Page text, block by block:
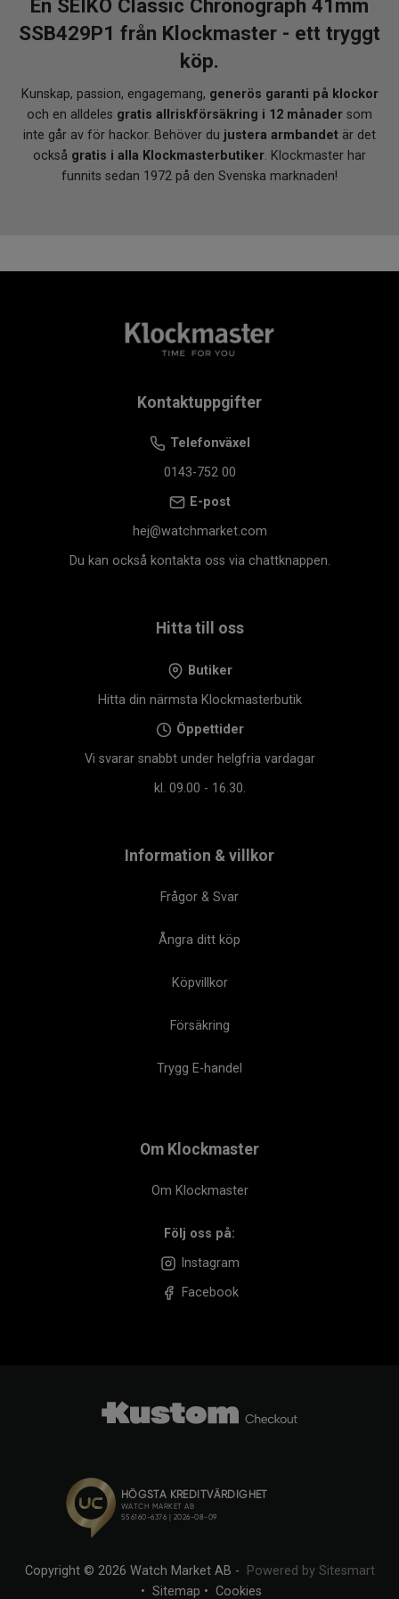
En SEIKO Classic Chronograph 41mm
SSB429P1 från Klockmaster - ett tryggt
köp.
Kunskap, passion, engagemang, generös garanti på klockor
och en alldeles gratis allriskförsäkring i 12 månader som
inte går av för hackor. Behöver du justera armbandet är det
också gratis i alla Klockmasterbutiker. Klockmaster har
funnits sedan 1972 på den Svenska marknaden!
Kontaktuppgifter
Telefonväxel
0143-752 00
E-post
hej@watchmarket.com
Du kan också kontakta oss via chattknappen.
Hitta till oss
Butiker
Hitta din närmsta Klockmasterbutik
Öppettider
Vi svarar snabbt under helgfria vardagar
kl. 09.00 - 16.30.
Information & villkor
Frågor & Svar
Ångra ditt köp
Köpvillkor
Försäkring
Trygg E-handel
Om Klockmaster
Om Klockmaster
Följ oss på:
Instagram
Facebook
Copyright © 2026 Watch Market AB -
Powered by Sitesmart
• Sitemap • Cookies